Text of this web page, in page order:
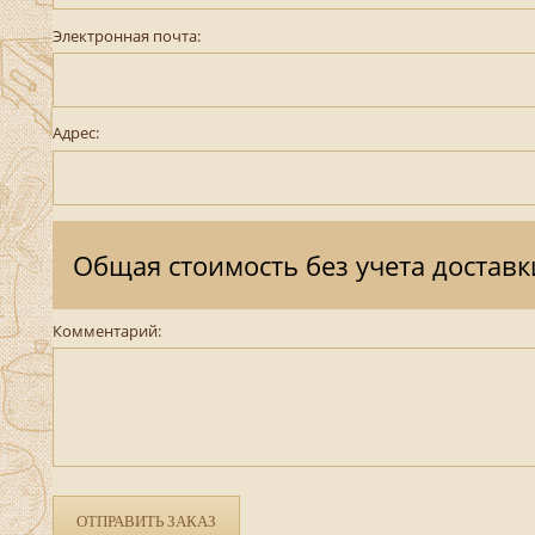
Электронная почта:
Адрес:
Общая стоимость без учета
Комментарий:
ОТПРАВИТЬ ЗАКАЗ